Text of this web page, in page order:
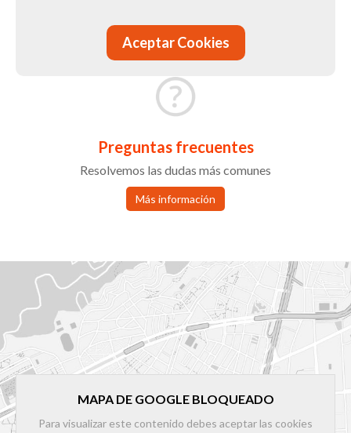
Preguntas frecuentes
Resolvemos las dudas más comunes
Más información
MAPA DE GOOGLE BLOQUEADO
Para visualizar este contenido debes aceptar las cookies
Aceptar Cookies